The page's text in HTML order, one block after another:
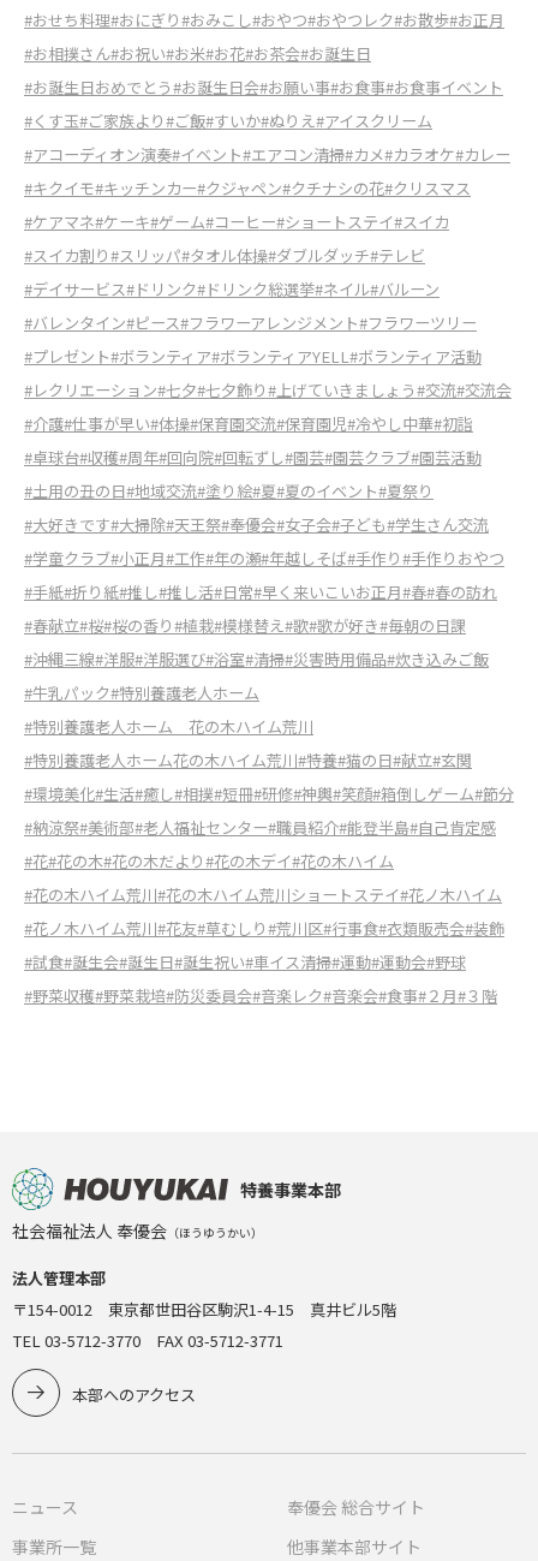
#おせち料理#おにぎり#おみこし#おやつ#おやつレク#お散歩#お正月
#お相撲さん#お祝い#お米#お花#お茶会#お誕生日
#お誕生日おめでとう#お誕生日会#お願い事#お食事#お食事イベント
#くす玉#ご家族より#ご飯#すいか#ぬりえ#アイスクリーム
#アコーディオン演奏#イベント#エアコン清掃#カメ#カラオケ#カレー
#キクイモ#キッチンカー#クジャペン#クチナシの花#クリスマス
#ケアマネ#ケーキ#ゲーム#コーヒー#ショートステイ#スイカ
#スイカ割り#スリッパ#タオル体操#ダブルダッチ#テレビ
#デイサービス#ドリンク#ドリンク総選挙#ネイル#バルーン
#バレンタイン#ピース#フラワーアレンジメント#フラワーツリー
#プレゼント#ボランティア#ボランティアYELL#ボランティア活動
#レクリエーション#七夕#七夕飾り#上げていきましょう#交流#交流会
#介護#仕事が早い#体操#保育園交流#保育園児#冷やし中華#初詣
#卓球台#収穫#周年#回向院#回転ずし#園芸#園芸クラブ#園芸活動
#土用の丑の日#地域交流#塗り絵#夏#夏のイベント#夏祭り
#大好きです#大掃除#天王祭#奉優会#女子会#子ども#学生さん交流
#学童クラブ#小正月#工作#年の瀬#年越しそば#手作り#手作りおやつ
#手紙#折り紙#推し#推し活#日常#早く来いこいお正月#春#春の訪れ
#春献立#桜#桜の香り#植栽#模様替え#歌#歌が好き#毎朝の日課
#沖縄三線#洋服#洋服選び#浴室#清掃#災害時用備品#炊き込みご飯
#牛乳パック#特別養護老人ホーム
#特別養護老人ホーム 花の木ハイム荒川
#特別養護老人ホーム花の木ハイム荒川#特養#猫の日#献立#玄関
#環境美化#生活#癒し#相撲#短冊#研修#神輿#笑顔#箱倒しゲーム#節分
#納涼祭#美術部#老人福祉センター#職員紹介#能登半島#自己肯定感
#花#花の木#花の木だより#花の木デイ#花の木ハイム
#花の木ハイム荒川#花の木ハイム荒川ショートステイ#花ノ木ハイム
#花ノ木ハイム荒川#花友#草むしり#荒川区#行事食#衣類販売会#装飾
#試食#誕生会#誕生日#誕生祝い#車イス清掃#運動#運動会#野球
#野菜収穫#野菜栽培#防災委員会#音楽レク#音楽会#食事#２月#３階
特養事業本部
社会福祉法人 奉優会 （ほうゆうかい）
法人管理本部
〒154-0012 東京都世田谷区駒沢1-4-15 真井ビル5階
TEL 03-5712-3770 FAX 03-5712-3771
本部へのアクセス
ニュース
事業所一覧
奉優会 総合サイト
他事業本部サイト